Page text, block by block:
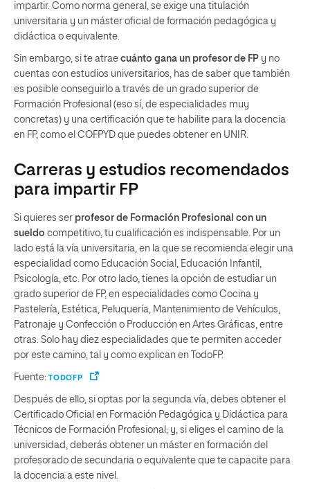
impartir. Como norma general, se exige una titulación
universitaria y un máster oficial de formación pedagógica y
didáctica o equivalente.
Sin embargo, si te atrae cuánto gana un profesor de FP y no
cuentas con estudios universitarios, has de saber que también
es posible conseguirlo a través de un grado superior de
Formación Profesional (eso sí, de especialidades muy
concretas) y una certificación que te habilite para la docencia
en FP, como el COFPYD que puedes obtener en UNIR.
Carreras y estudios recomendados
para impartir FP
Si quieres ser profesor de Formación Profesional con un
sueldo competitivo, tu cualificación es indispensable. Por un
lado está la vía universitaria, en la que se recomienda elegir una
especialidad como Educación Social, Educación Infantil,
Psicología, etc. Por otro lado, tienes la opción de estudiar un
grado superior de FP, en especialidades como Cocina y
Pastelería, Estética, Peluquería, Mantenimiento de Vehículos,
Patronaje y Confección o Producción en Artes Gráficas, entre
otras. Solo hay diez especialidades que te permiten acceder
por este camino, tal y como explican en TodoFP.
Fuente: TODOFP
Después de ello, si optas por la segunda vía, debes obtener el
Certificado Oficial en Formación Pedagógica y Didáctica para
Técnicos de Formación Profesional; y, si eliges el camino de la
universidad, deberás obtener un máster en formación del
profesorado de secundaria o equivalente que te capacite para
la docencia a este nivel.